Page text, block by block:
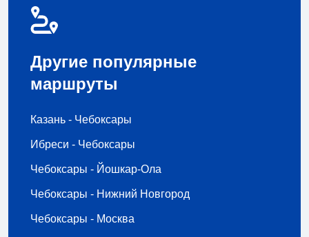
Другие популярные
маршруты
Казань - Чебоксары
Ибреси - Чебоксары
Чебоксары - Йошкар-Ола
Чебоксары - Нижний Новгород
Чебоксары - Москва